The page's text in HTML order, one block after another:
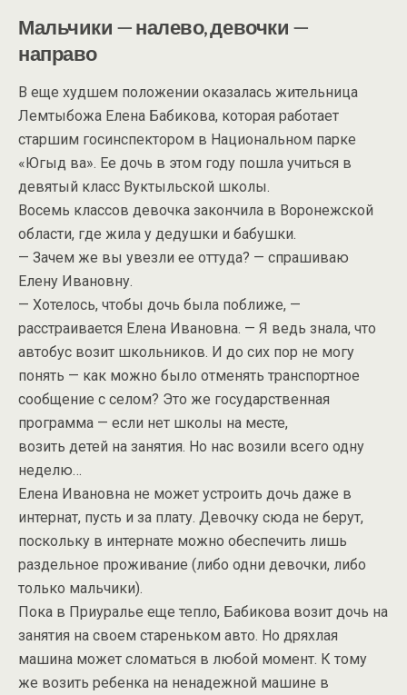
Мальчики — налево, девочки —
направо
В еще худшем положении оказалась жительница
Лемтыбожа Елена Бабикова, которая работает
старшим госинспектором в Национальном парке
«Югыд ва». Ее дочь в этом году пошла учиться в
девятый класс Вуктыльской школы.
Восемь классов девочка закончила в Воронежской
области, где жила у дедушки и бабушки.
— Зачем же вы увезли ее оттуда? — спрашиваю
Елену Ивановну.
— Хотелось, чтобы дочь была поближе, —
расстраивается Елена Ивановна. — Я ведь знала, что
автобус возит школьников. И до сих пор не могу
понять — как можно было отменять транспортное
сообщение с селом? Это же государственная
программа — если нет школы на месте,
возить детей на занятия. Но нас возили всего одну
неделю…
Елена Ивановна не может устроить дочь даже в
интернат, пусть и за плату. Девочку сюда не берут,
поскольку в интернате можно обеспечить лишь
раздельное проживание (либо одни девочки, либо
только мальчики).
Пока в Приуралье еще тепло, Бабикова возит дочь на
занятия на своем стареньком авто. Но дряхлая
машина может сломаться в любой момент. К тому
же возить ребенка на ненадежной машине в